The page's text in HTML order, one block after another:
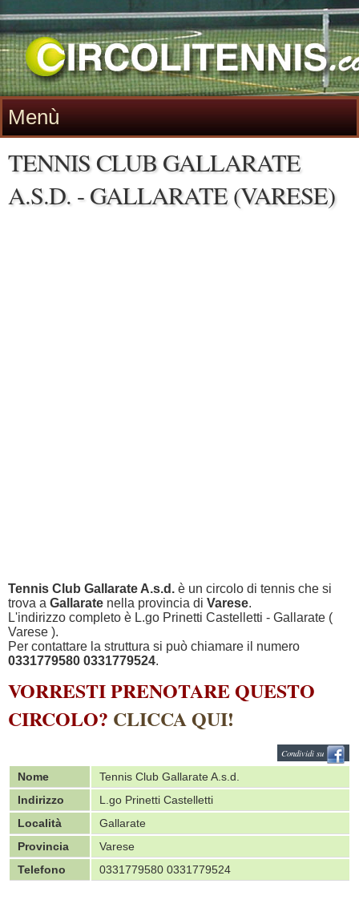
Menù
TENNIS CLUB GALLARATE
A.S.D. - GALLARATE (VARESE)
Tennis Club Gallarate A.s.d. è un circolo di tennis che si
trova a Gallarate nella provincia di Varese.
L'indirizzo completo è L.go Prinetti Castelletti - Gallarate (
Varese ).
Per contattare la struttura si può chiamare il numero
0331779580 0331779524.
VORRESTI PRENOTARE QUESTO
CIRCOLO? CLICCA QUI!
Condividi su
Nome
Tennis Club Gallarate A.s.d.
Indirizzo
L.go Prinetti Castelletti
Località
Gallarate
Provincia
Varese
Telefono
0331779580 0331779524